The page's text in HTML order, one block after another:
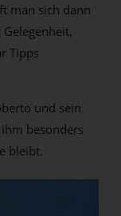
man sich dann
Tipps
und sein
besonders
bleibt.